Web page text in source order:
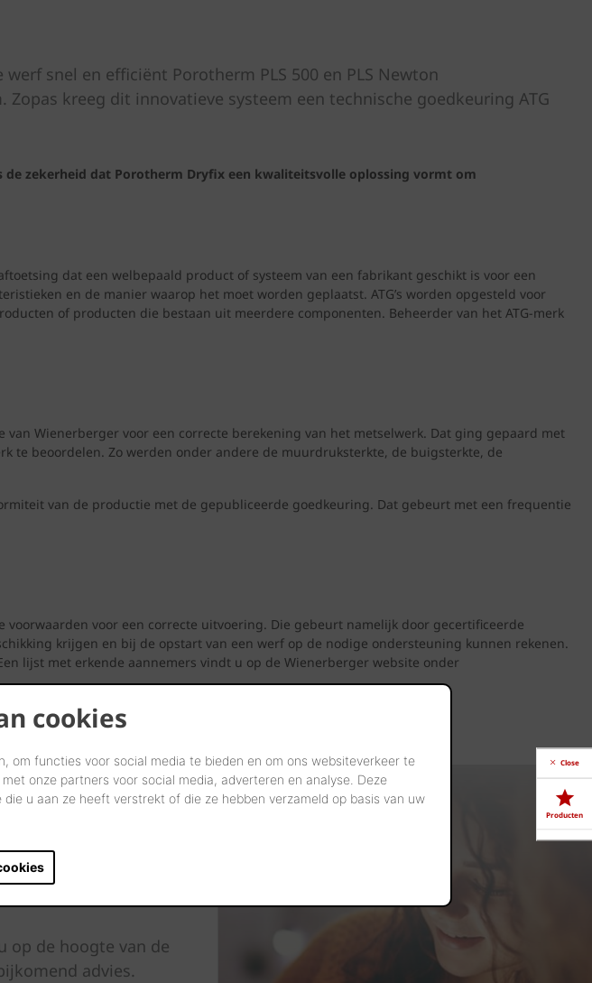
cookies
om functies voor social media te bieden en om ons websiteverkeer te
onze partners voor social media, adverteren en analyse. Deze
u aan ze heeft verstrekt of die ze hebben verzameld op basis van uw
snel en efficiënt Porotherm PLS 500 en PLS Newton
kreeg dit innovatieve systeem een technische goedkeuring ATG
de zekerheid dat Porotherm Dryfix een kwaliteitsvolle oplossing vormt om
dat een welbepaald product of systeem van een fabrikant geschikt is voor een
en de manier waarop het moet worden geplaatst. ATG’s worden opgesteld voor
of producten die bestaan uit meerdere componenten. Beheerder van het ATG-merk
van Wienerberger voor een correcte berekening van het metselwerk. Dat ging gepaard met
te beoordelen. Zo werden onder andere de muurdruksterkte, de buigsterkte, de
van de productie met de gepubliceerde goedkeuring. Dat gebeurt met een frequentie
voorwaarden voor een correcte uitvoering. Die gebeurt namelijk door gecertificeerde
krijgen en bij de opstart van een werf op de nodige ondersteuning kunnen rekenen.
lijst met erkende aannemers vindt u op de Wienerberger website onder
op de hoogte van de
advies.
Close
Producten